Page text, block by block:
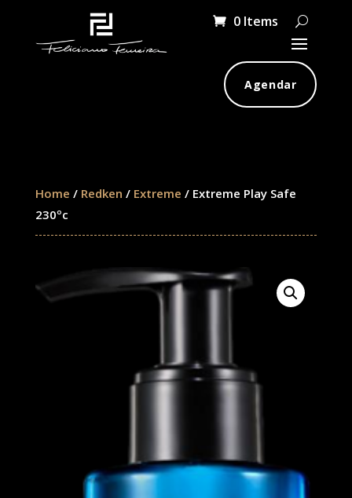
0 Items
Agendar
Home / Redken / Extreme / Extreme Play Safe
230ºc